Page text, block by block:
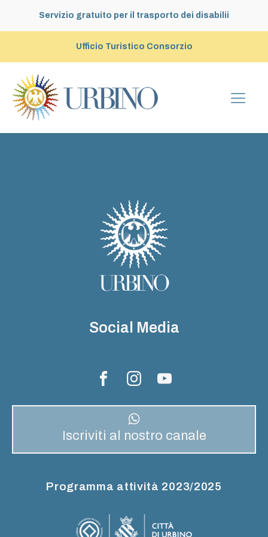
Servizio gratuito per il trasporto dei disabilii
Ufficio Turistico Consorzio
Social Media
Iscriviti al nostro canale
Programma attività 2023/2025